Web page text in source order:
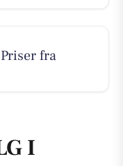
fra
I